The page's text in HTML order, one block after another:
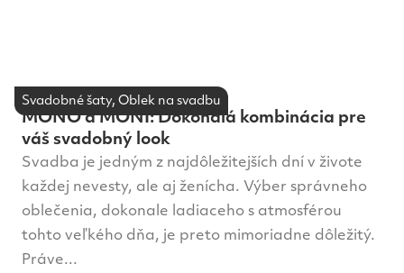
Svadobné šaty, Oblek na svadbu
MONO a MONI: Dokonalá kombinácia pre
váš svadobný look
Svadba je jedným z najdôležitejších dní v živote
každej nevesty, ale aj ženícha. Výber správneho
oblečenia, dokonale ladiaceho s atmosférou
tohto veľkého dňa, je preto mimoriadne dôležitý.
Práve...